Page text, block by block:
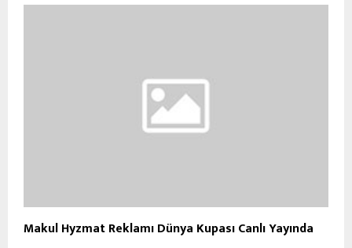
Makul Hyzmat Reklamı Dünya Kupası Canlı Yayında